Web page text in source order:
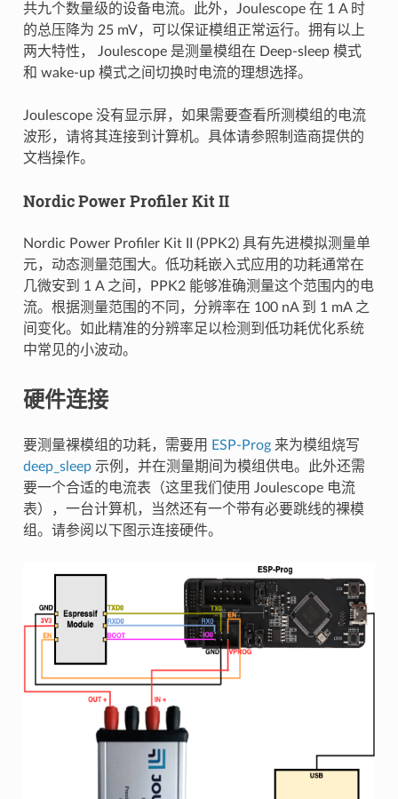
共九个数量级的设备电流。此外，Joulescope 在 1 A 时
的总压降为 25 mV，可以保证模组正常运行。拥有以上
两大特性， Joulescope 是测量模组在 Deep-sleep 模式
和 wake-up 模式之间切换时电流的理想选择。
Joulescope 没有显示屏，如果需要查看所测模组的电流
波形，请将其连接到计算机。具体请参照制造商提供的
文档操作。
Nordic Power Profiler Kit II
Nordic Power Profiler Kit II (PPK2) 具有先进模拟测量单
元，动态测量范围大。低功耗嵌入式应用的功耗通常在
几微安到 1 A 之间，PPK2 能够准确测量这个范围内的电
流。根据测量范围的不同，分辨率在 100 nA 到 1 mA 之
间变化。如此精准的分辨率足以检测到低功耗优化系统
中常见的小波动。
硬件连接
要测量裸模组的功耗，需要用 ESP-Prog来为模组烧写
deep_sleep 示例，并在测量期间为模组供电。此外还需
要一个合适的电流表（这里我们使用 Joulescope 电流
表），一台计算机，当然还有一个带有必要跳线的裸模
组。请参阅以下图示连接硬件。